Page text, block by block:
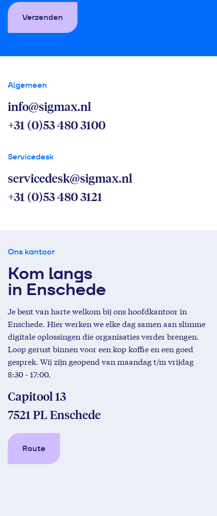
Verzenden
Algemeen
info@sigmax.nl
+31 (0)53 480 3100
Servicedesk
servicedesk@sigmax.nl
+31 (0)53 480 3121
Ons kantoor
Kom langs
in Enschede
Je bent van harte welkom bij ons hoofdkantoor in
Enschede. Hier werken we elke dag samen aan slimme
digitale oplossingen die organisaties verder brengen.
Loop gerust binnen voor een kop koffie en een goed
gesprek. Wij zijn geopend van maandag t/m vrijdag
8:30 - 17:00.
Capitool 13
7521 PL Enschede
Route